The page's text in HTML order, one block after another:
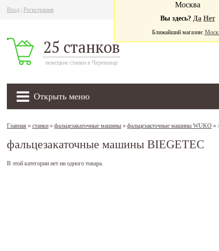
Вход Регистрация
25 станков
немецкие станки в Череповце
Открыть меню
Москва
Вы здесь? Да Нет
Ближайший магазин:
Главная » станки » фальцезакаточные машины » фальцезакточные машины WUKO »
фальцезакаточные машины BIEGETEC
В этой категории нет ни одного товара.